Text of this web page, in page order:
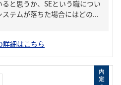
と思うか、SEという職につい
テムが落ちた場合にはどの...
詳細はこちら